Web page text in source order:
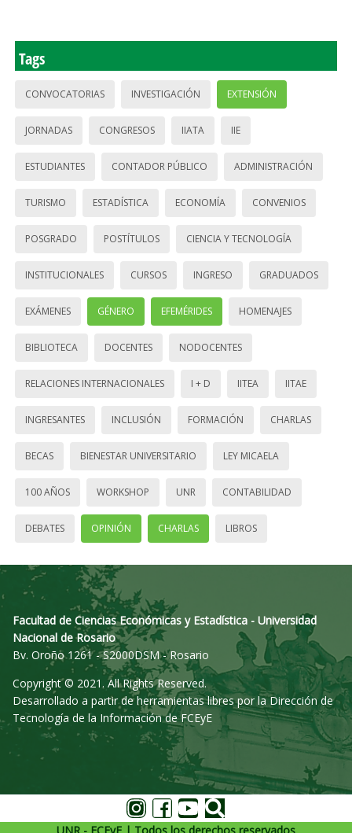
Tags
CONVOCATORIAS INVESTIGACIÓN EXTENSIÓN
JORNADAS CONGRESOS IIATA IIE
ESTUDIANTES CONTADOR PÚBLICO ADMINISTRACIÓN
TURISMO ESTADÍSTICA ECONOMÍA CONVENIOS
POSGRADO POSTÍTULOS CIENCIA Y TECNOLOGÍA
INSTITUCIONALES CURSOS INGRESO GRADUADOS
EXÁMENES GÉNERO EFEMÉRIDES HOMENAJES
BIBLIOTECA DOCENTES NODOCENTES
RELACIONES INTERNACIONALES I + D IITEA IITAE
INGRESANTES INCLUSIÓN FORMACIÓN CHARLAS
BECAS BIENESTAR UNIVERSITARIO LEY MICAELA
100 AÑOS WORKSHOP UNR CONTABILIDAD
DEBATES OPINIÓN CHARLAS LIBROS
Facultad de Ciencias Económicas y Estadística - Universidad
Nacional de Rosario
Bv. Oroño 1261 - S2000DSM - Rosario
Copyright © 2021. All Rights Reserved.
Desarrollado a partir de herramientas libres por la Dirección de
Tecnología de la Información de FCEyE